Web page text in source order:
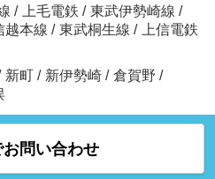
/ 上毛電鉄 / 東武伊勢崎線 /
越本線 / 東武桐生線 /
上信電鉄
新町 / 新伊勢崎 / 倉賀野 /
お問い合わせ